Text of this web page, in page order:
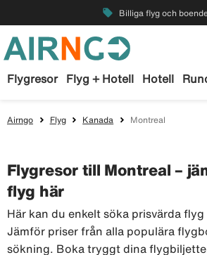
local_offer Billiga flyg och
Flygresor Flyg + Hotell Hotell
Airngo Flyg Kanada Montreal
Flygresor till Montreal –
flyg här
Här kan du enkelt söka prisvärda flyg
Jämför priser från alla populära
sökning. Boka tryggt dina